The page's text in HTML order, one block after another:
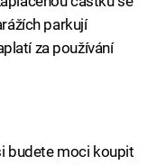
parkují
za používání
budete moci koupit